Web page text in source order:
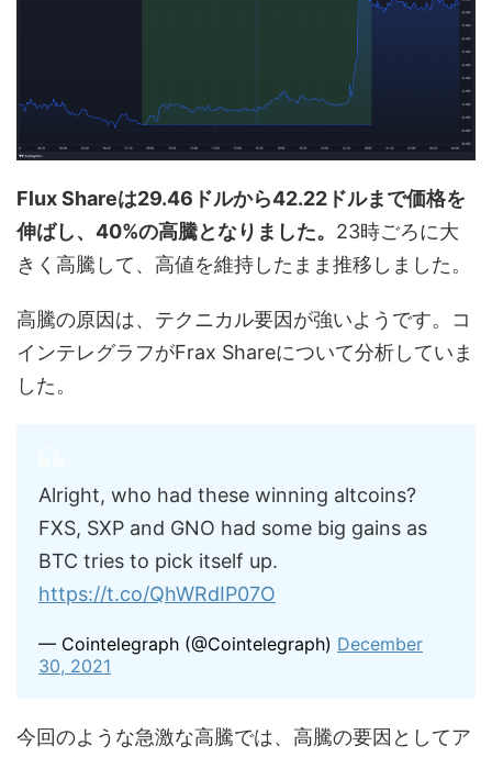
Flux Shareは29.46ドルから42.22ドルまで価格を
伸ばし、40%の高騰となりました。 23時ごろに大
きく高騰して、高値を維持したまま推移しました。
高騰の原因は、テクニカル要因が強いようです。コ
インテレグラフがFrax Shareについて分析していま
した。
Alright, who had these winning altcoins?
FXS, SXP and GNO had some big gains as
BTC tries to pick itself up.
https://t.co/QhWRdIP07O
— Cointelegraph (@Cointelegraph) December
30, 2021
今回のような急激な高騰では、高騰の要因としてア